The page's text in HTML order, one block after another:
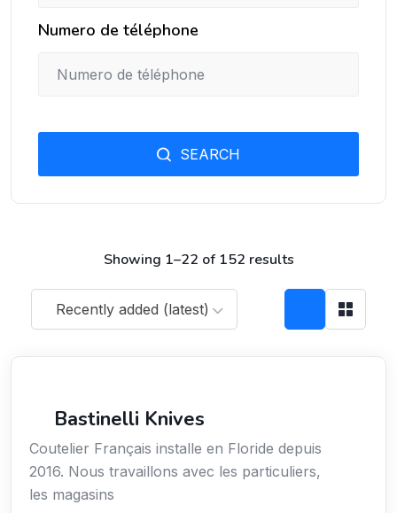
Showing 1–22 of 152 results
Recently added (latest)
Bastinelli Knives
Coutelier Français installe en Floride depuis
2016. Nous travaillons avec les particuliers,
les magasins
Numero de téléphone
SEARCH